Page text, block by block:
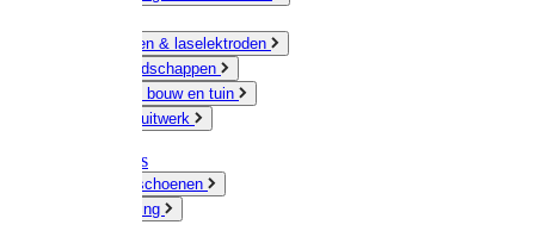
Slijpschijven & laselektroden
Handgereedschappen
IJzerwaren bouw en tuin
Hang en sluitwerk
Disposables
Werkhandschoenen
Regenkleding